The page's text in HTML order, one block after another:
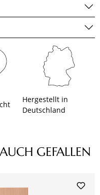
Hergestellt in
Deutschland
GEFALLEN